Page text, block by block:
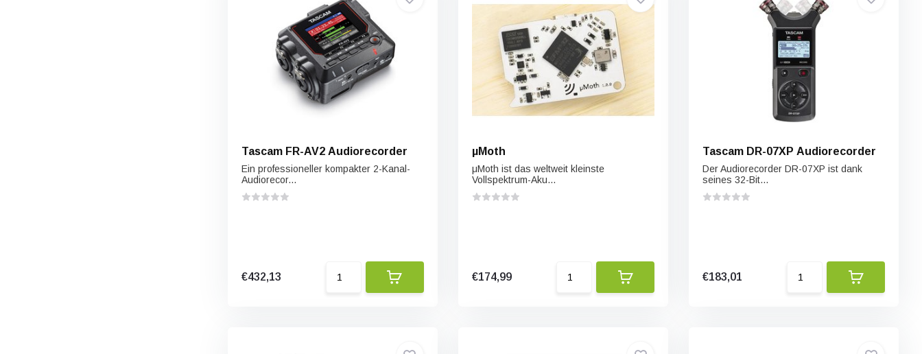
Tascam FR-AV2 Audiorecorder
Ein professioneller kompakter 2-Kanal-
Audiorecor...
€432,13
μMoth
μMoth ist das weltweit kleinste
Vollspektrum-Aku...
€174,99
Tascam DR-07XP Audiorecorder
Der Audiorecorder DR-07XP ist dank
seines 32-Bit...
€183,01